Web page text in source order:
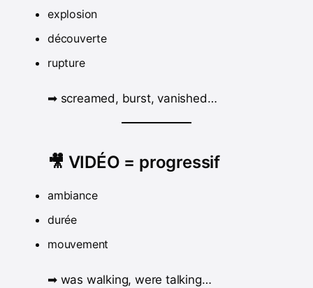
explosion
découverte
rupture
➡ screamed, burst, vanished…
🎥 VIDÉO = progressif
ambiance
durée
mouvement
➡ was walking, were talking…